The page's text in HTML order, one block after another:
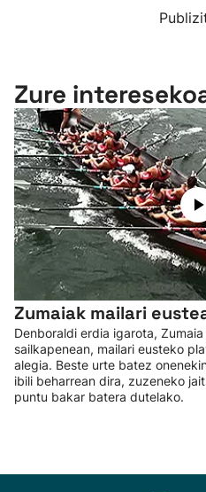
Zure
Zumaiak mailari
Denboraldi erdia igarota,
sailkapenean, mailari eusteko
alegia. Beste urte batez
ibili beharrean dira, zuzeneko
puntu bakar batera dutelako.